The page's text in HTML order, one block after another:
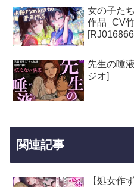
女の子た
作品_CV
先生の唾
ジオ]
関連記事
【処女作